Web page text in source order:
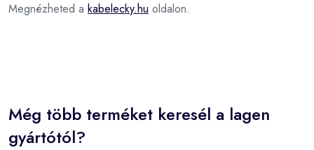
Megnézheted a kabelecky.hu oldalon.
Még több terméket keresél a lagen
gyártótól?